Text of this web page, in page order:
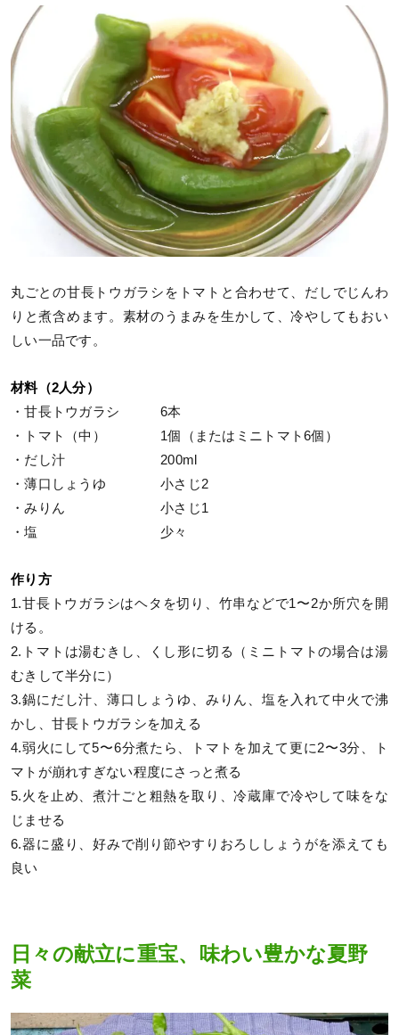
丸ごとの甘長トウガラシをトマトと合わせて、だしでじんわ
りと煮含めます。素材のうまみを生かして、冷やしてもおい
しい一品です。
材料（2人分）
・甘長トウガラシ 6本
・トマト（中） 1個（またはミニトマト6個）
・だし汁 200ml
・薄口しょうゆ 小さじ2
・みりん 小さじ1
・塩 少々
作り方
1.甘長トウガラシはヘタを切り、竹串などで1〜2か所穴を開
ける。
2.トマトは湯むきし、くし形に切る（ミニトマトの場合は湯
むきして半分に）
3.鍋にだし汁、薄口しょうゆ、みりん、塩を入れて中火で沸
かし、甘長トウガラシを加える
4.弱火にして5〜6分煮たら、トマトを加えて更に2〜3分、ト
マトが崩れすぎない程度にさっと煮る
5.火を止め、煮汁ごと粗熱を取り、冷蔵庫で冷やして味をな
じませる
6.器に盛り、好みで削り節やすりおろししょうがを添えても
良い
日々の献立に重宝、味わい豊かな夏野
菜